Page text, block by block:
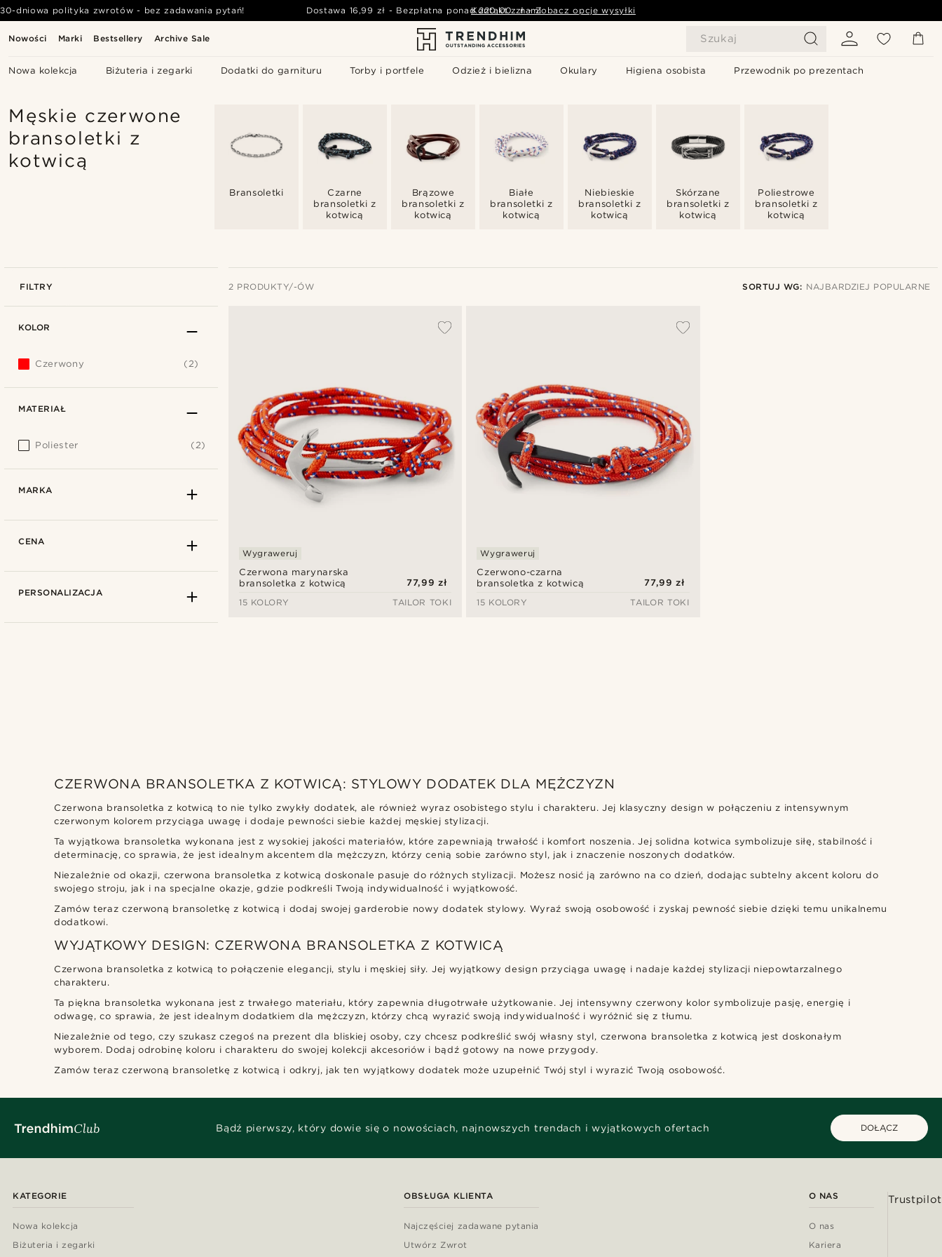
Nowości Marki Bestsellery Archive Sale Szukaj
Nowa kolekcja Biżuteria i zegarki Dodatki do garnituru Torby i portfele Odzież i bielizna Okulary Higiena osobista Przewodnik po prezentach
30-dniowa polityka zwrotów - bez zadawania pytań! Dostawa 16,99 zł - Bezpłatna ponad 220,00 zł - Zobacz opcje wysyłki
Kontakt z nami
Męskie czerwone
bransoletki z
kotwicą
Bransoletki
Czarne
bransoletki z
kotwicą
Brązowe
bransoletki z
kotwicą
Białe
bransoletki z
kotwicą
Niebieskie
bransoletki z
kotwicą
Skórzane
bransoletki z
kotwicą
Poliestrowe
bransoletki z
kotwicą
FILTRY 2 PRODUKTY/-ÓW SORTUJ WG: NAJBARDZIEJ POPULARNE
Czerwona marynarska
bransoletka z kotwicą
Wygraweruj
77,99 zł
15 KOLORY
TAILOR TOKI
Czerwono-czarna
bransoletka z kotwicą
Wygraweruj
77,99 zł
15 KOLORY
TAILOR TOKI
KOLOR
Czerwony (2)
MATERIAŁ
Poliester (2)
MARKA
CENA
PERSONALIZACJA
Rodzaje personalizacji
Grawerować (2)
CZERWONA BRANSOLETKA Z KOTWICĄ: STYLOWY DODATEK DLA MĘŻCZYZN
Czerwona bransoletka z kotwicą to nie tylko zwykły dodatek, ale również wyraz osobistego stylu i charakteru. Jej klasyczny design w połączeniu z intensywnym
czerwonym kolorem przyciąga uwagę i dodaje pewności siebie każdej męskiej stylizacji.
Ta wyjątkowa bransoletka wykonana jest z wysokiej jakości materiałów, które zapewniają trwałość i komfort noszenia. Jej solidna kotwica symbolizuje siłę, stabilność i
determinację, co sprawia, że jest idealnym akcentem dla mężczyzn, którzy cenią sobie zarówno styl, jak i znaczenie noszonych dodatków.
Niezależnie od okazji, czerwona bransoletka z kotwicą doskonale pasuje do różnych stylizacji. Możesz nosić ją zarówno na co dzień, dodając subtelny akcent koloru do
swojego stroju, jak i na specjalne okazje, gdzie podkreśli Twoją indywidualność i wyjątkowość.
Zamów teraz czerwoną bransoletkę z kotwicą i dodaj swojej garderobie nowy dodatek stylowy. Wyraź swoją osobowość i zyskaj pewność siebie dzięki temu unikalnemu
dodatkowi.
WYJĄTKOWY DESIGN: CZERWONA BRANSOLETKA Z KOTWICĄ
Czerwona bransoletka z kotwicą to połączenie elegancji, stylu i męskiej siły. Jej wyjątkowy design przyciąga uwagę i nadaje każdej stylizacji niepowtarzalnego
charakteru.
Ta piękna bransoletka wykonana jest z trwałego materiału, który zapewnia długotrwałe użytkowanie. Jej intensywny czerwony kolor symbolizuje pasję, energię i
odwagę, co sprawia, że jest idealnym dodatkiem dla mężczyzn, którzy chcą wyrazić swoją indywidualność i wyróżnić się z tłumu.
Niezależnie od tego, czy szukasz czegoś na prezent dla bliskiej osoby, czy chcesz podkreślić swój własny styl, czerwona bransoletka z kotwicą jest doskonałym
wyborem. Dodaj odrobinę koloru i charakteru do swojej kolekcji akcesoriów i bądź gotowy na nowe przygody.
Zamów teraz czerwoną bransoletkę z kotwicą i odkryj, jak ten wyjątkowy dodatek może uzupełnić Twój styl i wyrazić Twoją osobowość.
Bądź pierwszy, który dowie się o nowościach, najnowszych trendach i wyjątkowych ofertach DOŁĄCZ
KATEGORIE
Nowa kolekcja
Biżuteria i zegarki
OBSŁUGA KLIENTA
Najczęściej zadawane pytania
Utwórz Zwrot
O NAS
O nas
Kariera
Trustpilot